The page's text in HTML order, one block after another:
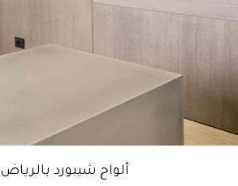
ألواح شيبورد بالرياض